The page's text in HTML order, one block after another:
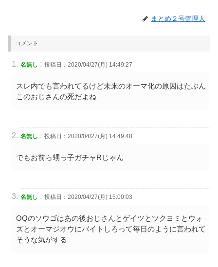
まとめ２号管理人
コメント
名無し : 投稿日：2020/04/27(月) 14:49:27
スレ内でも言われてるけど未来のオーマ化の原因はたぶん
このおじさんの死だよね
名無し : 投稿日：2020/04/27(月) 14:49:48
でもお前ら甥っ子ガチャRじゃん
名無し : 投稿日：2020/04/27(月) 15:00:03
OQのソウゴはあの後おじさんとゲイツとツクヨミとウォ
ズとオーマジオウにバイトしろって毎日のように言われて
そうな気がする